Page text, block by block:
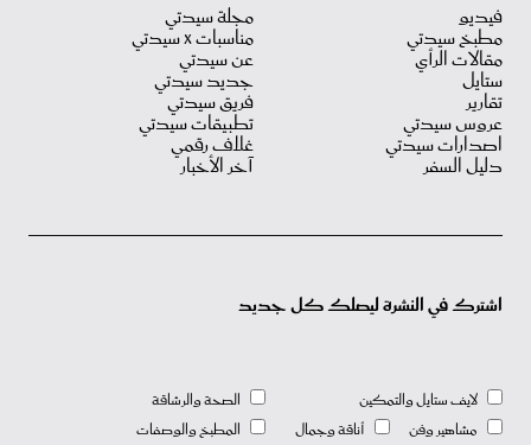
فيديو
مطبخ سيدتي
مقالات الرأي
ستايل
تقارير
عروس سيدتي
اصدارات سيدتي
دليل السفر
مجلة سيدتي
مناسبات X سيدتي
عن سيدتي
جديد سيدتي
فريق سيدتي
تطبيقات سيدتي
غلاف رقمي
آخر الأخبار
اشترك في النشرة ليصلك كل جديد
لايف ستايل والتمكين
مشاهير وفن
أناقة وجمال
الصحة والرشاقة
المطبخ والوصفات